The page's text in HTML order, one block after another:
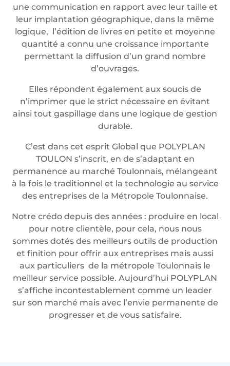
une communication en rapport avec leur taille et
leur implantation géographique, dans la même
logique, l’édition de livres en petite et moyenne
quantité a connu une croissance importante
permettant la diffusion d’un grand nombre
d’ouvrages.
Elles répondent également aux soucis de
n’imprimer que le strict nécessaire en évitant
ainsi tout gaspillage dans une logique de gestion
durable.
C’est dans cet esprit Global que POLYPLAN
TOULON s’inscrit, en de s’adaptant en
permanence au marché Toulonnais, mélangeant
à la fois le traditionnel et la technologie au service
des entreprises de la Métropole Toulonnaise.
Notre crédo depuis des années : produire en local
pour notre clientèle, pour cela, nous nous
sommes dotés des meilleurs outils de production
et finition pour offrir aux entreprises mais aussi
aux particuliers de la métropole Toulonnais le
meilleur service possible. Aujourd’hui POLYPLAN
s’affiche incontestablement comme un leader
sur son marché mais avec l’envie permanente de
progresser et de vous satisfaire.